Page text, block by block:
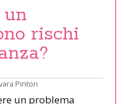
rischi
Pinton
un problema